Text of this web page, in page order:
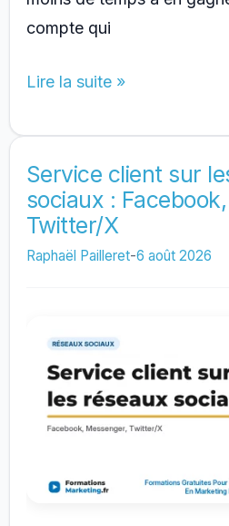
compte qui
Combien
temps
pour
avoir
des
abonnes
reseaux
sociaux
Lire la suite »
Service client sur
sociaux :
Twitter/X
Raphaël Pailleret-6 août 2026